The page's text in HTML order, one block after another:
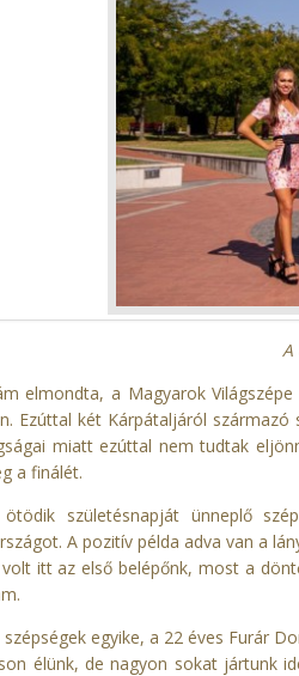
A
elmondta, a Magyarok
Ezúttal két Kárpátaljáról
miatt ezúttal nem tudtak
a finálét.
születésnapját ünneplő
A pozitív példa adva van a
itt az első belépőnk, most a
egyike, a 22 éves Furár
élünk, de nagyon sokat jártunk